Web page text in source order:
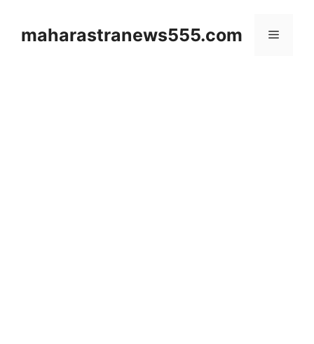
contentmaharastranews555.com Menu